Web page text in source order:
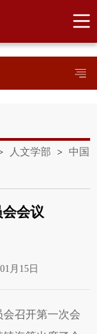
人文学部 > 中国
会议
月15日
会召开第一次会